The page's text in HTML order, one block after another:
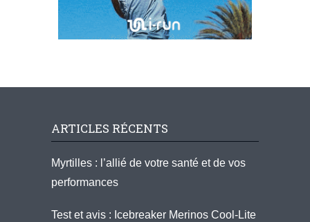
ARTICLES RÉCENTS
Myrtilles : l’allié de votre santé et de vos
performances
Test et avis : Icebreaker Merinos Cool-Lite